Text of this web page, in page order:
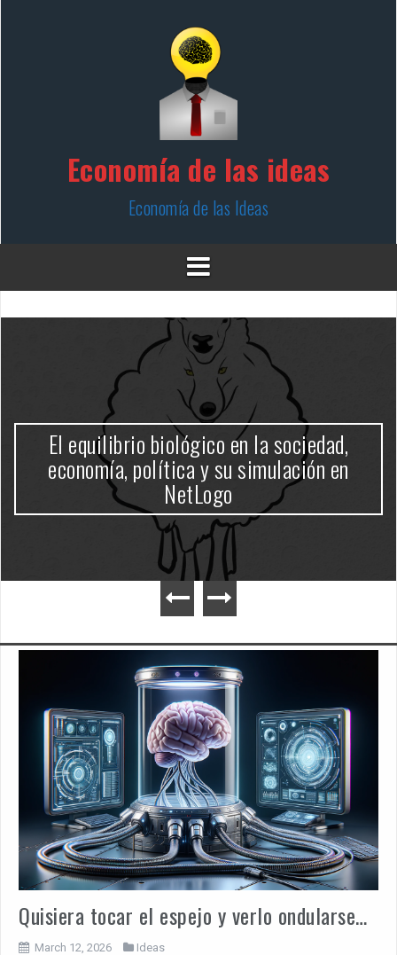
Economía de las ideas
Economía de las Ideas
El equilibrio biológico en la sociedad,
economía, política y su simulación en
NetLogo
Quisiera tocar el espejo y verlo ondularse…
March 12, 2026 Ideas